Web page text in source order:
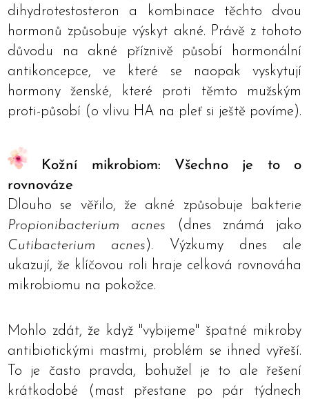
dihydrotestosteron a kombinace těchto dvou
hormonů způsobuje výskyt akné. Právě z tohoto
důvodu na akné příznivě působí hormonální
antikoncepce, ve které se naopak vyskytují
hormony ženské, které proti těmto mužským
proti-působí (o vlivu HA na pleť si ještě povíme).
Kožní mikrobiom: Všechno je to o
rovnováze
Dlouho se věřilo, že akné způsobuje bakterie
Propionibacterium acnes (dnes známá jako
Cutibacterium acnes). Výzkumy dnes ale
ukazují, že klíčovou roli hraje celková rovnováha
mikrobiomu na pokožce.
Mohlo zdát, že když "vybijeme" špatné mikroby
antibiotickými mastmi, problém se ihned vyřeší.
To je často pravda, bohužel je to ale řešení
krátkodobé (mast přestane po pár týdnech